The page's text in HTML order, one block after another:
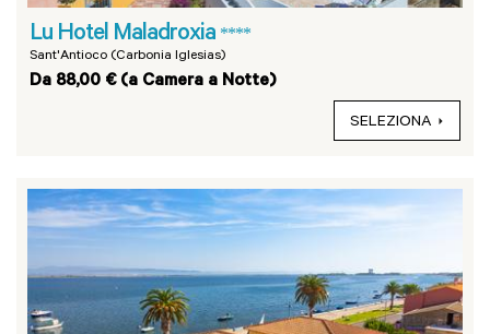
Lu Hotel Maladroxia ****
Sant'Antioco (Carbonia Iglesias)
Da 88,00 € (a Camera a Notte)
SELEZIONA